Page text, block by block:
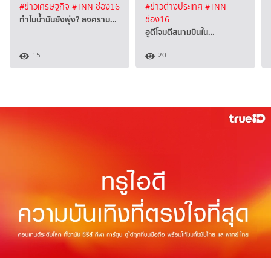
#ข่าวเศรษฐกิจ #TNN ช่อง16
ทำไมน้ำมันยังพุ่ง? สงคราม…
15
#ข่าวต่างประเทศ #TNN
ช่อง16
ฮูตีโจมตีสนามบินใน…
20